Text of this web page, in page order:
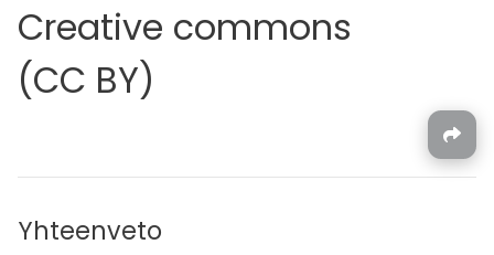
Creative commons
(CC BY)
Yhteenveto